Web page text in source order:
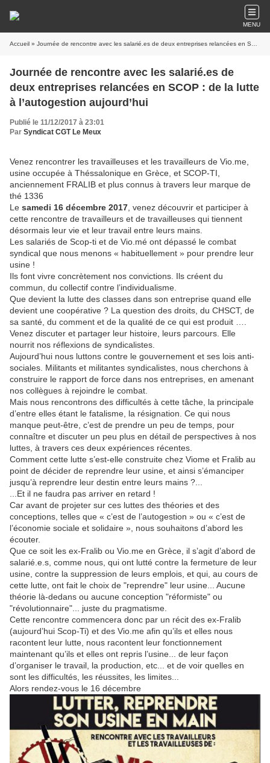
MENU
Accueil » Journée de rencontre avec les salarié.es de deux entreprises relancées en SCOP : de la lutte à l’autogestion aujourd’hui
Journée de rencontre avec les salarié.es de
deux entreprises relancées en SCOP : de la lutte
à l’autogestion aujourd’hui
Publié le 11/12/2017 à 23:01
Par Syndicat CGT Le Meux
Venez rencontrer les travailleuses et les travailleurs de Vio.me,
usine occupée à Théssalonique en Grèce, et SCOP-TI,
anciennement FRALIB et plus connus à travers leur marque de
thé 1336
Le samedi 16 décembre 2017 , venez découvrir et participer à
cette rencontre de travailleurs et de travailleuses qui tiennent
désormais leur vie et leur travail entre leurs mains.
Les salariés de Scop-ti et de Vio.mé ont dépassé le combat
syndical que nous menons « habituellement » pour prendre leur
usine !
Ils font vivre concrètement nos convictions. Ils créent du
commun, du collectif contre l’individualisme.
Que devient la lutte des classes dans son entreprise quand elle
devient une coopérative ? La question des droits, du CHSCT, de
sa santé, du comment et de la qualité de ce qui est produit ….
Venez discuter et partager leur histoire, leurs parcours. Elle
nourrit nos réflexions de syndicalistes.
Aujourd’hui nous luttons contre le gouvernement et ses lois anti-
sociales. Militants et militantes syndicalistes, nous cherchons à
construire le rapport de force dans nos entreprises, en amenant
nos collègues à rejoindre le combat.
Mais nous rencontrons des difficultés à cette tâche, la principale
d’entre elles étant le fatalisme, la résignation. Ce qui nous
manque peut-être, c’est de prendre un peu de temps, pour
connaître et discuter un peu plus en détail de perspectives à nos
luttes, à travers ces deux expériences récentes.
Comment cette lutte s’est-elle construite chez Viome et Fralib au
point de décider de reprendre leur usine, et ainsi s’émanciper
jusqu’à reprendre leur destin entre leurs mains ?...
...Et il ne faudra pas arriver en retard !
Car avant de projeter sur ces luttes des théories et des
conceptions, telles que « c’est de l’autogestion » ou « c’est de
l’économie sociale et solidaire », nous souhaitons d’abord les
écouter.
Que ce soit les ex-Fralib ou Vio.me en Grèce, il s’agit d’abord de
salarié.e.s, comme nous, qui ont lutté contre la fermeture de leur
usine, contre la suppression de leurs emplois, et qui, au cours de
cette lutte, ont fait le choix de "reprendre" leur usine... Aucune
théorie là-dedans ou aucune conception "réformiste" ou
"révolutionnaire"... juste du pragmatisme.
Cette rencontre commencera donc par un récit des ex-Fralib
(aujourd’hui Scop-Ti) et des Vio.me afin qu’ils et elles nous
racontent leur lutte, nous racontent leur fonctionnement
maintenant qu’ils et elles ont repris l’usine... de leur façon
d’organiser le travail, la production, etc... et de voir quelles en
sont les difficultés, les réussites, les limites...
Alors rendez-vous le 16 décembre